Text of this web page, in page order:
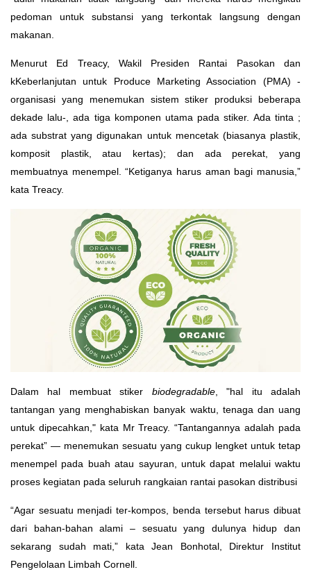
pedoman untuk substansi yang terkontak langsung dengan
makanan.
Menurut Ed Treacy, Wakil Presiden Rantai Pasokan dan
kKeberlanjutan untuk Produce Marketing Association (PMA) -
organisasi yang menemukan sistem stiker produksi beberapa
dekade lalu-, ada tiga komponen utama pada stiker. Ada tinta ;
ada substrat yang digunakan untuk mencetak (biasanya plastik,
komposit plastik, atau kertas); dan ada perekat, yang
membuatnya menempel. “Ketiganya harus aman bagi manusia,”
kata Treacy.
Dalam hal membuat stiker biodegradable, "hal itu adalah
tantangan yang menghabiskan banyak waktu, tenaga dan uang
untuk dipecahkan," kata Mr Treacy. “Tantangannya adalah pada
perekat” — menemukan sesuatu yang cukup lengket untuk tetap
menempel pada buah atau sayuran, untuk dapat melalui waktu
proses kegiatan pada seluruh rangkaian rantai pasokan distribusi
“Agar sesuatu menjadi ter-kompos, benda tersebut harus dibuat
dari bahan-bahan alami – sesuatu yang dulunya hidup dan
sekarang sudah mati,” kata Jean Bonhotal, Direktur Institut
Pengelolaan Limbah Cornell.